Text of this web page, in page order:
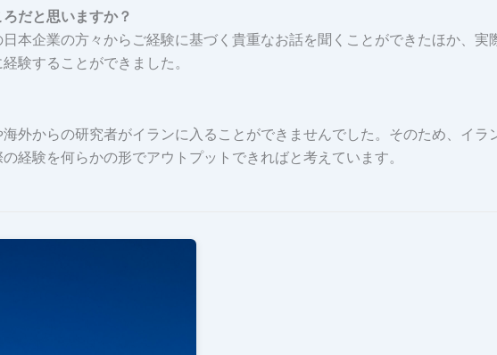
だと思いますか？
本企業の方々からご経験に基づく貴重なお話を聞くことができたほか、実
験することができました。
外からの研究者がイランに入ることができませんでした。そのため、イラ
経験を何らかの形でアウトプットできればと考えています。